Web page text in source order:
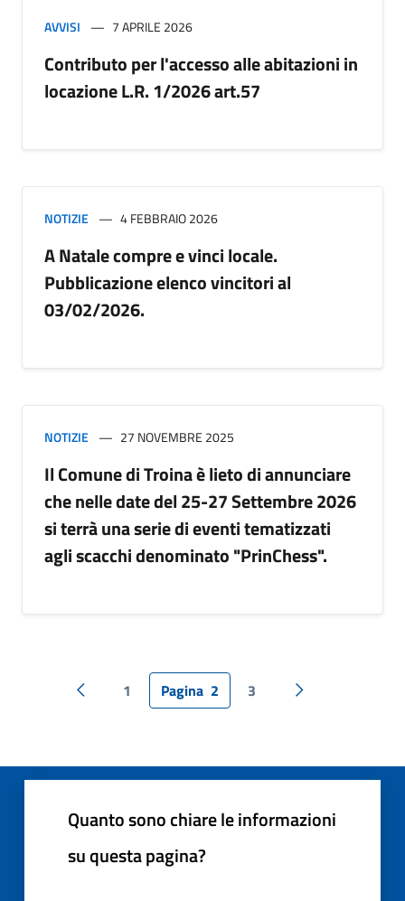
AVVISI 7 APRILE 2026
Contributo per l'accesso alle abitazioni in
locazione L.R. 1/2026 art.57
NOTIZIE 4 FEBBRAIO 2026
A Natale compre e vinci locale.
Pubblicazione elenco vincitori al
03/02/2026.
NOTIZIE 27 NOVEMBRE 2025
Il Comune di Troina è lieto di annunciare
che nelle date del 25-27 Settembre 2026
si terrà una serie di eventi tematizzati
agli scacchi denominato "PrinChess".
Pagina precedente
1 Pagina 2 3 Pagina
Quanto sono chiare le informazioni
su questa pagina?